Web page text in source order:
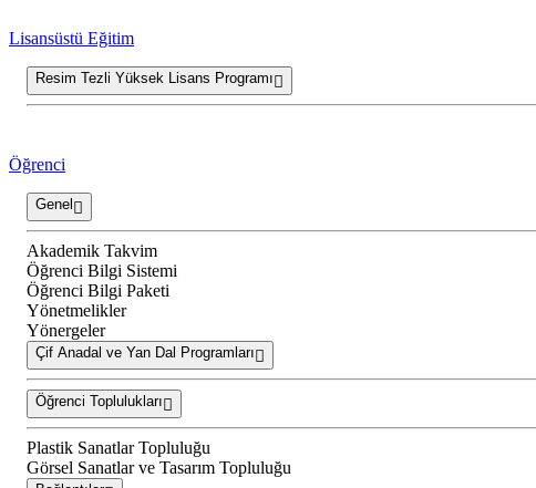
Lisansüstü Eğitim
Resim Tezli Yüksek Lisans Programı
Öğrenci
Genel
Akademik Takvim
Öğrenci Bilgi Sistemi
Öğrenci Bilgi Paketi
Yönetmelikler
Yönergeler
Çif Anadal ve Yan Dal Programları
Öğrenci Toplulukları
Plastik Sanatlar Topluluğu
Görsel Sanatlar ve Tasarım Topluluğu